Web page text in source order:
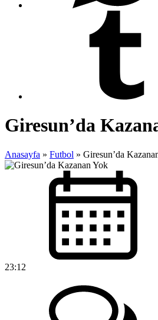
Giresun’da
Anasayfa » Futbol » Giresun’da
23:12